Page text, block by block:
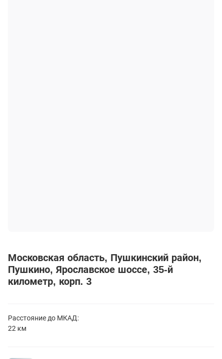
Московская область Пушкинский район
Пушкино Ярославское шоссе, 35-й
километр, корп. 3
Расстояние до МКАД:
22 км